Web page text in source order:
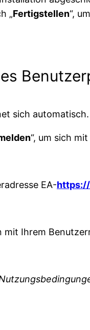
„Fertigstellen“,
sich
“, um sich
EA-
mit Ihrem